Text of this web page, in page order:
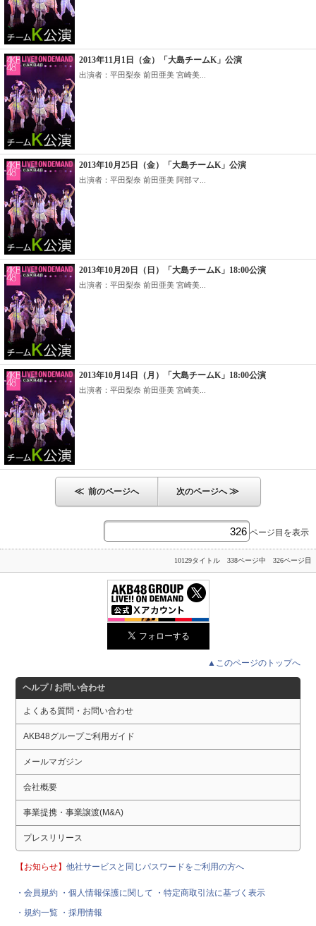
2013年11月1日（金）「大島チームK」公演
出演者：平田梨奈 前田亜美 宮崎美...
2013年10月25日（金）「大島チームK」公演
出演者：平田梨奈 前田亜美 阿部マ...
2013年10月20日（日）「大島チームK」18:00公演
出演者：平田梨奈 前田亜美 宮崎美...
2013年10月14日（月）「大島チームK」18:00公演
出演者：平田梨奈 前田亜美 宮崎美...
≪ 前のページへ 次のページへ≫
ページ目を表示
10129タイトル 338ページ中 326ページ目
▲このページのトップへ
ヘルプ / お問い合わせ
よくある質問・お問い合わせ
AKB48グループご利用ガイド
メールマガジン
会社概要
事業提携・事業譲渡(M&A)
プレスリリース
【お知らせ】他社サービスと同じパスワードをご利用の方へ
・会員規約 ・個人情報保護に関して
・特定商取引法に基づく表示
・規約一覧 ・採用情報